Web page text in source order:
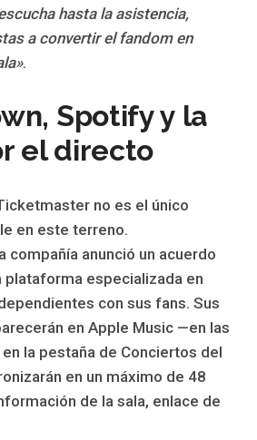
hasta la asistencia,
a convertir el fandom en
.
Spotify y la
el directo
no es el único
en este terreno.
compañía anunció un acuerdo
plataforma especializada en
con sus fans. Sus
en Apple Music —en las
la pestaña de Conciertos del
en un máximo de 48
de la sala, enlace de